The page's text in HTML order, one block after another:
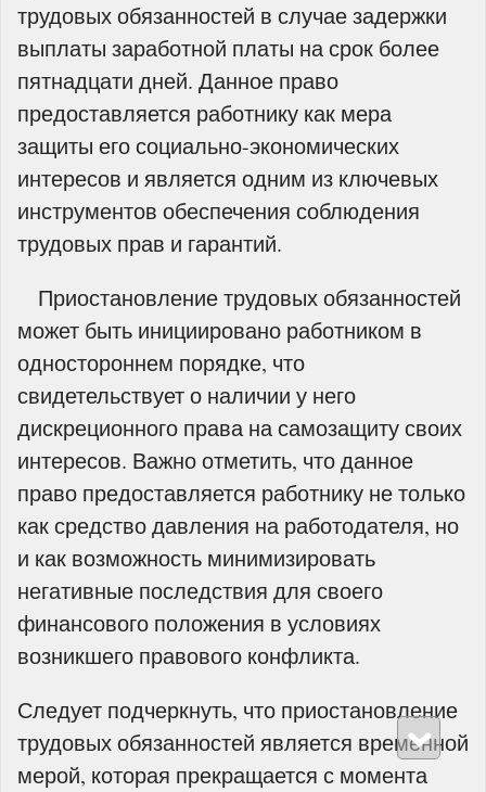
трудовых обязанностей в случае задержки
выплаты заработной платы на срок более
пятнадцати дней. Данное право
предоставляется работнику как мера
защиты его социально-экономических
интересов и является одним из ключевых
инструментов обеспечения соблюдения
трудовых прав и гарантий.
Приостановление трудовых обязанностей
может быть инициировано работником в
одностороннем порядке, что
свидетельствует о наличии у него
дискреционного права на самозащиту своих
интересов. Важно отметить, что данное
право предоставляется работнику не только
как средство давления на работодателя, но
и как возможность минимизировать
негативные последствия для своего
финансового положения в условиях
возникшего правового конфликта.
Следует подчеркнуть, что приостановление
трудовых обязанностей является временной
мерой, которая прекращается с момента